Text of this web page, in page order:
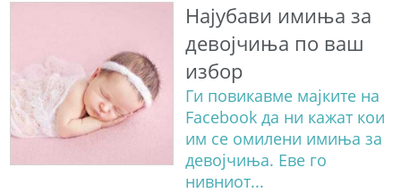
Најубави имиња за
девојчиња по ваш
избор
Ги повикавме мајките на
Facebook да ни кажат кои
им се омилени имиња за
девојчиња. Еве го
нивниот...